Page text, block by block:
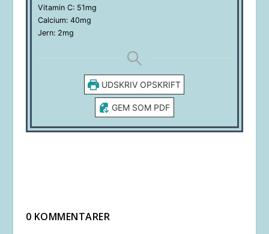
Vitamin C: 51mg
Calcium: 40mg
Jern: 2mg
UDSKRIV OPSKRIFT
GEM SOM PDF
0 KOMMENTARER